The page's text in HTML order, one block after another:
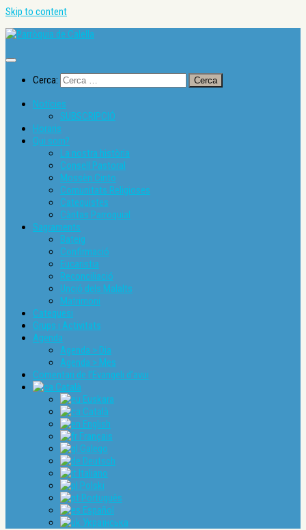
Skip to content
Cerca:
Notícies
SUBSCRIPCIÓ
Horaris
Qui som?
La nostra història
Consell Pastoral
Mossèn Cinto
Comunitats Religioses
Catequistes
Càritas Parroquial
Sagraments
Bateig
Confirmació
Eucaristia
Reconciliació
Unció dels Malalts
Matrimoni
Catequesi
Grups i Activitats
Agenda
Agenda > Dia
Agenda > Mes
Comentari de l’Evangeli d’avui
Català
Euskara
Català
English
Français
Galego
Deutsch
Italiano
Polski
Português
Español
Українська